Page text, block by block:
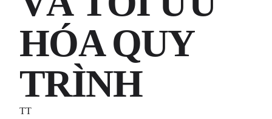
HÓA QUY
TRÌNH
TT